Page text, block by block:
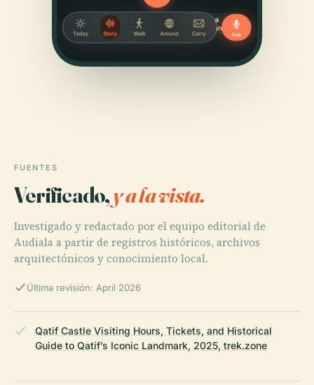
FUENTES
Verificado,y a la vista.
Investigado y redactado por el equipo editorial de
Audiala a partir de registros históricos, archivos
arquitectónicos y conocimiento local.
Última revisión: April 2026
Qatif Castle Visiting Hours, Tickets, and Historical
Guide to Qatif’s Iconic Landmark, 2025, trek.zone